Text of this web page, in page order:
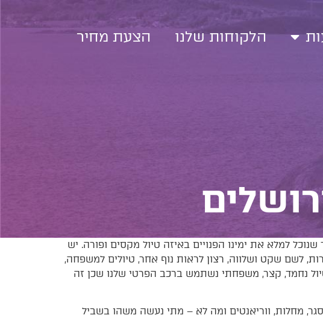
הלקוחות שלנו הצעת מחיר
למלא את ימינו הפנויים באיזה טיול מקסים ופורה. יש
לשם שקט ושלווה, רצון לראות נוף אחר, טיולים למשפחה,
נחמד, קצר, משפחתי נשתמש ברכב הפרטי שלנו שכן זה
מחלות, ווריאנטים ומה לא – מתי נעשה משהו בשביל